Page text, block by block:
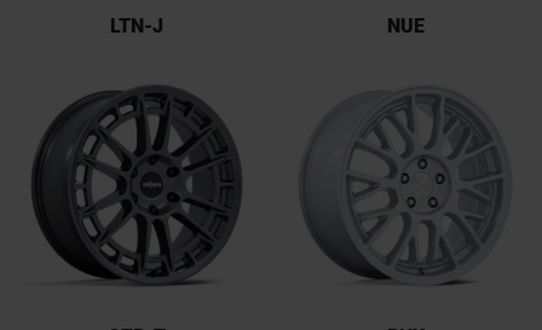
LTN-J NUE